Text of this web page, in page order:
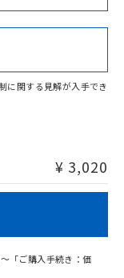
Cr(VI)
ます。
に関する見解が入手でき
¥ 3,020
「ご購入手続き：価